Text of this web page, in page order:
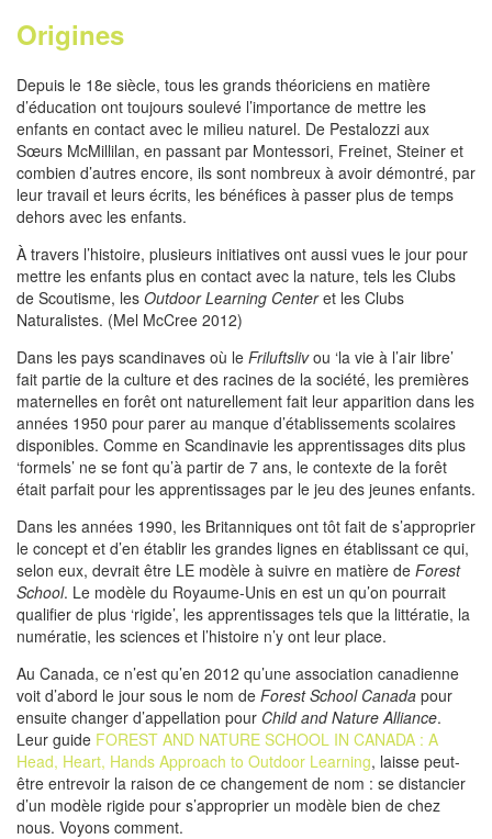
Origines
Depuis le 18e siècle, tous les grands théoriciens en matière
d’éducation ont toujours soulevé l’importance de mettre les
enfants en contact avec le milieu naturel. De Pestalozzi aux
Sœurs McMillilan, en passant par Montessori, Freinet, Steiner et
combien d’autres encore, ils sont nombreux à avoir démontré, par
leur travail et leurs écrits, les bénéfices à passer plus de temps
dehors avec les enfants.
À travers l’histoire, plusieurs initiatives ont aussi vues le jour pour
mettre les enfants plus en contact avec la nature, tels les Clubs
de Scoutisme, les Outdoor Learning Centeret les Clubs
Naturalistes. (Mel McCree 2012)
Dans les pays scandinaves où le Friluftslivou ‘la vie à l’air libre’
fait partie de la culture et des racines de la société, les premières
maternelles en forêt ont naturellement fait leur apparition dans les
années 1950 pour parer au manque d’établissements scolaires
disponibles. Comme en Scandinavie les apprentissages dits plus
‘formels’ ne se font qu’à partir de 7 ans, le contexte de la forêt
était parfait pour les apprentissages par le jeu des jeunes enfants.
Dans les années 1990, les Britanniques ont tôt fait de s’approprier
le concept et d’en établir les grandes lignes en établissant ce qui,
selon eux, devrait être LE modèle à suivre en matière de Forest
School. Le modèle du Royaume-Unis en est un qu’on pourrait
qualifier de plus ‘rigide’, les apprentissages tels que la littératie, la
numératie, les sciences et l’histoire n’y ont leur place.
Au Canada, ce n’est qu’en 2012 qu’une association canadienne
voit d’abord le jour sous le nom de Forest School Canada pour
ensuite changer d’appellation pour Child and Nature Alliance.
Leur guide FOREST AND NATURE SCHOOL IN CANADA : A
Head, Heart, Hands Approach to Outdoor Learning, laisse peut-
être entrevoir la raison de ce changement de nom : se distancier
d’un modèle rigide pour s’approprier un modèle bien de chez
nous. Voyons comment.